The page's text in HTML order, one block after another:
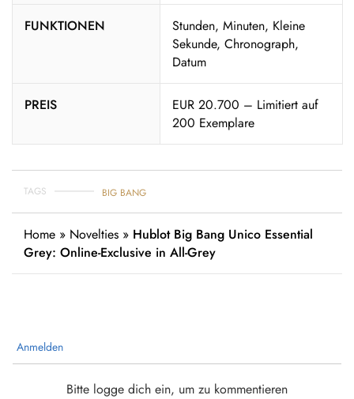
FUNKTIONEN
Stunden, Minuten, Kleine
Sekunde, Chronograph,
Datum
PREIS
EUR 20.700 – Limitiert auf
200 Exemplare
TAGS BIG BANG
Home » Novelties » Hublot Big Bang Unico Essential
Grey: Online-Exclusive in All-Grey
Anmelden
Bitte logge dich ein, um zu kommentieren